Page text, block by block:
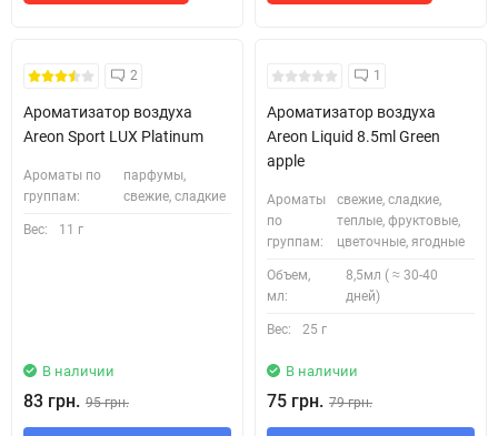
2
Ароматизатор воздуха
Areon Sport LUX Platinum
Ароматы по
группам:
парфумы,
свежие, сладкие
Вес: 11 г
В наличии
83 грн. 95 грн.
1
Ароматизатор воздуха
Areon Liquid 8.5ml Green
apple
Ароматы
по
группам:
свежие, сладкие,
теплые, фруктовые,
цветочные, ягодные
Объем,
мл:
8,5мл ( ≈ 30-40
дней)
Вес: 25 г
В наличии
75 грн. 79 грн.